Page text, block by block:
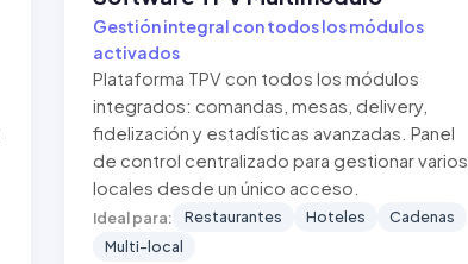
Gestión integral con todos los módulos
activados
Plataforma TPV con todos los módulos
integrados: comandas, mesas, delivery,
fidelización y estadísticas avanzadas. Panel
de control centralizado para gestionar varios
locales desde un único acceso.
Ideal para: Restaurantes Hoteles
Cadenas
Multi-local